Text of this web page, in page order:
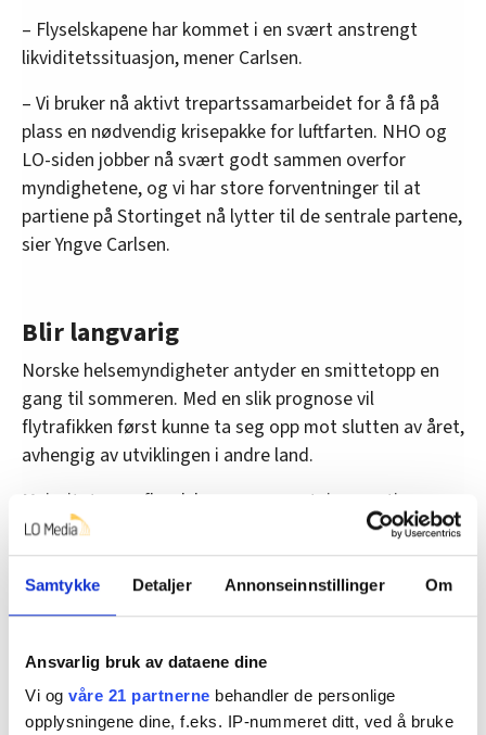
Samtykke Detaljer Annonseinnstillinger Om
Ansvarlig bruk av dataene dine
Vi og våre 21 partnerne behandler de personlige
opplysningene dine, f.eks. IP-nummeret ditt, ved å bruke
– Flyselskapene har kommet i en svært anstrengt
likviditetssituasjon, mener Carlsen.
– Vi bruker nå aktivt trepartssamarbeidet for å få på
plass en nødvendig krisepakke for luftfarten. NHO og
LO-siden jobber nå svært godt sammen overfor
myndighetene, og vi har store forventninger til at
partiene på Stortinget nå lytter til de sentrale partene,
sier Yngve Carlsen.
Blir langvarig
Norske helsemyndigheter antyder en smittetopp en
gang til sommeren. Med en slik prognose vil
flytrafikken først kunne ta seg opp mot slutten av året,
avhengig av utviklingen i andre land.
Majoriteten av flyselskapenes omsetning opptjenes
imidlertid i sommersesongen. Det kan gå tapt.
Partene mener de første tiltakene som er rettet inn
mot luftfarten er et viktig skritt på veien, og gir
et stort behov for ytterligere og mer kraftfulle tiltak,
mener LO og NHO.